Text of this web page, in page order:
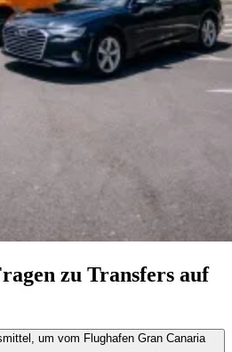
zu Transfers auf
um vom Flughafen Gran Canaria